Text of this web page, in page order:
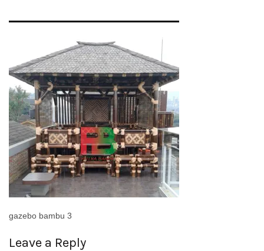
gazebo bambu 3
Leave a Reply